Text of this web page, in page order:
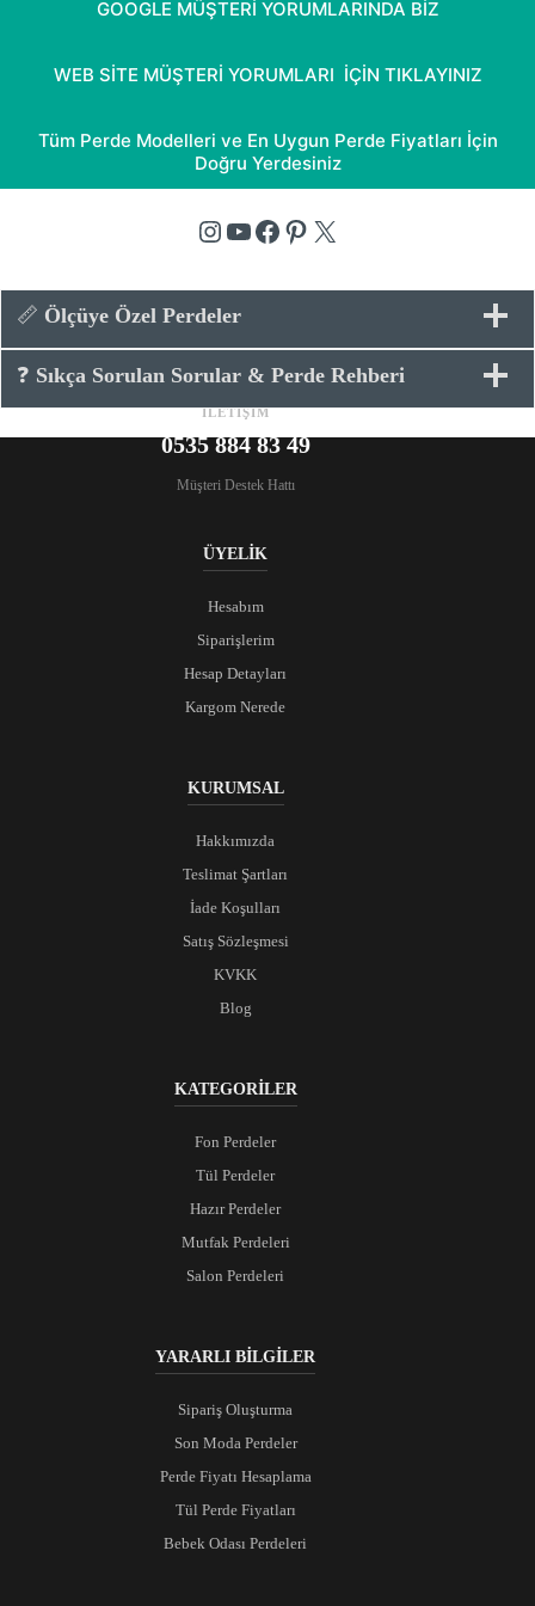
GOOGLE MÜŞTERİ YORUMLARINDA BİZ
WEB SİTE MÜŞTERİ YORUMLARI İÇİN TIKLAYINIZ
Tüm Perde Modelleri ve En Uygun Perde Fiyatları İçin
Doğru Yerdesiniz
Instagram
YouTube
Facebook
Pinterest
X
📏 Ölçüye Özel Perdeler
❓ Sıkça Sorulan Sorular & Perde Rehberi
İLETİŞİM
0535 884 83 49
Müşteri Destek Hattı
ÜYELİK
Hesabım
Siparişlerim
Hesap Detayları
Kargom Nerede
KURUMSAL
Hakkımızda
Teslimat Şartları
İade Koşulları
Satış Sözleşmesi
KVKK
Blog
KATEGORİLER
Fon Perdeler
Tül Perdeler
Hazır Perdeler
Mutfak Perdeleri
Salon Perdeleri
YARARLI BİLGİLER
Sipariş Oluşturma
Son Moda Perdeler
Perde Fiyatı Hesaplama
Tül Perde Fiyatları
Bebek Odası Perdeleri